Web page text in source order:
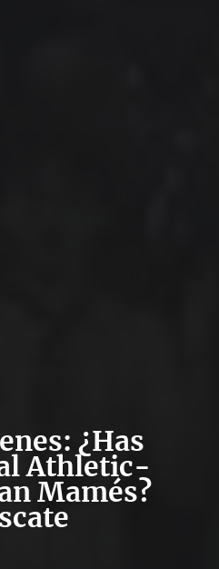
¿Has
Athletic-
Mamés?